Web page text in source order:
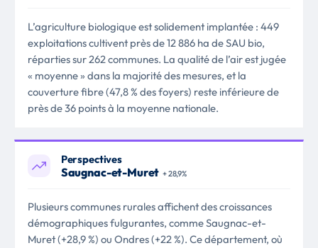
L’agriculture biologique est solidement implantée : 449
exploitations cultivent près de 12 886 ha de SAU bio,
réparties sur 262 communes. La qualité de l’air est jugée
« moyenne » dans la majorité des mesures, et la
couverture fibre (47,8 % des foyers) reste inférieure de
près de 36 points à la moyenne nationale.
Perspectives
Saugnac-et-Muret + 28,9%
Plusieurs communes rurales affichent des croissances
démographiques fulgurantes, comme Saugnac-et-
Muret (+28,9 %) ou Ondres (+22 %). Ce département, où